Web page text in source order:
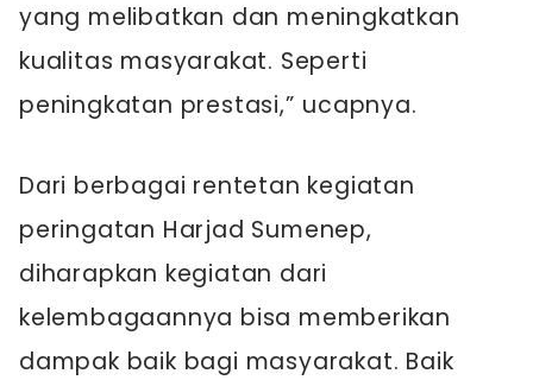
yang melibatkan dan meningkatkan
kualitas masyarakat. Seperti
peningkatan prestasi,” ucapnya.
Dari berbagai rentetan kegiatan
peringatan Harjad Sumenep,
diharapkan kegiatan dari
kelembagaannya bisa memberikan
dampak baik bagi masyarakat. Baik